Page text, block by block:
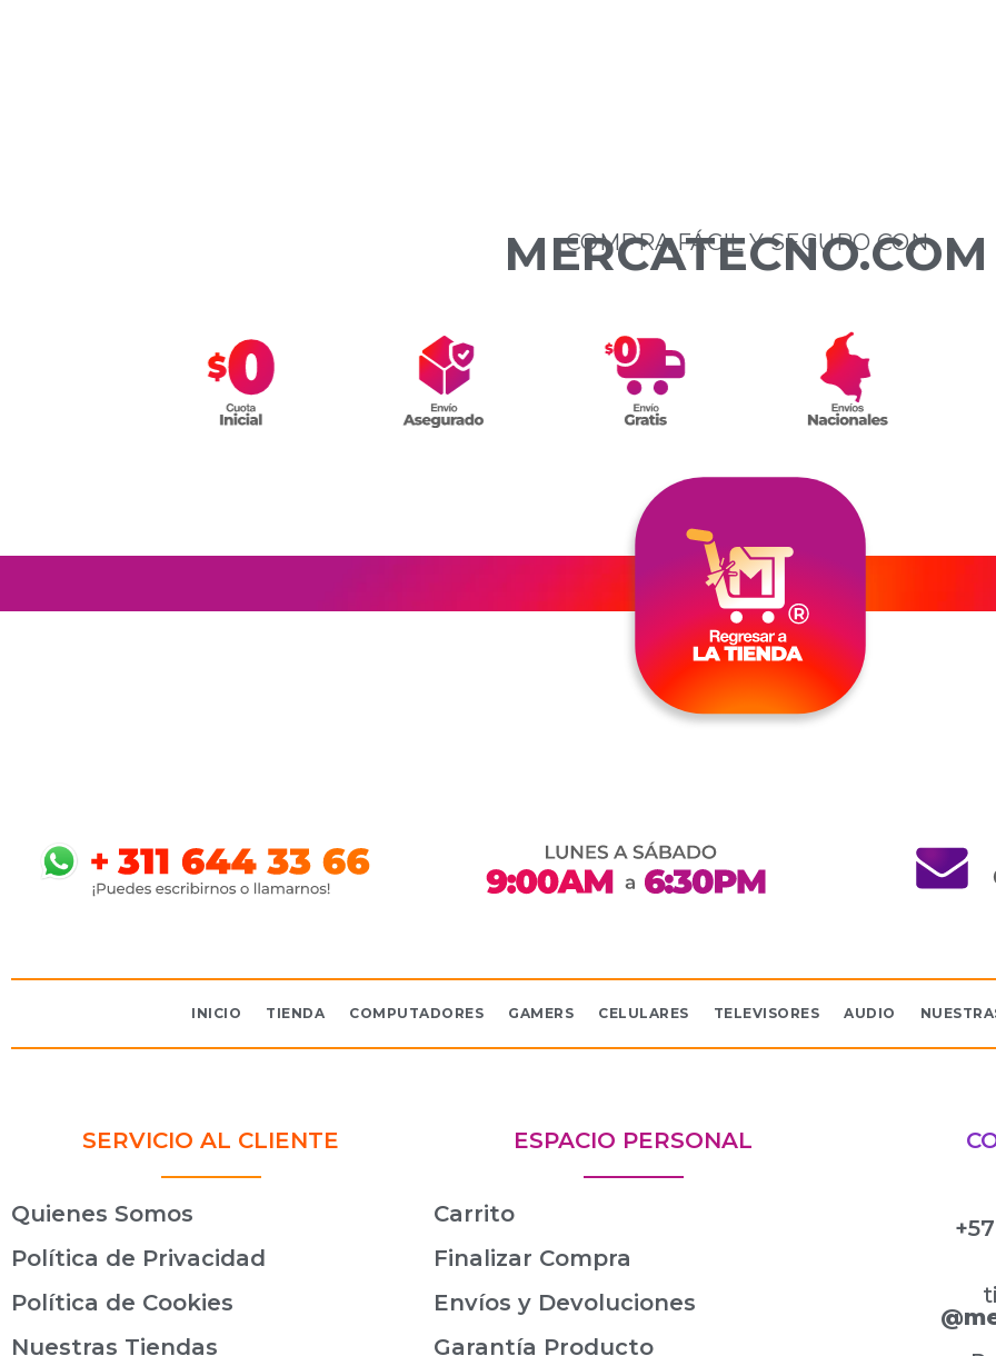
COMPRA FÁCIL Y SEGURO CON
MERCATECNO.COM
INICIO TIENDA COMPUTADORES GAMERS CELULARES TELEVISORES AUDIO
SERVICIO AL CLIENTE
Quienes Somos
Política de Privacidad
Política de Cookies
Nuestras Tiendas
ESPACIO PERSONAL
Carrito
Finalizar Compra
Envíos y Devoluciones
Garantía Producto
+57